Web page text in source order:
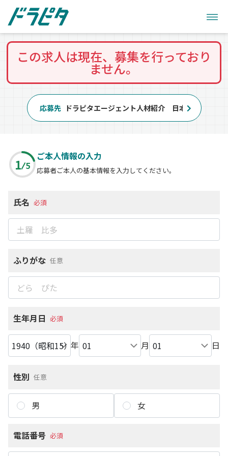
この求人は現在、募集を行っており
ません。
応募先 ドラピタエージェント人材紹介 日本交通株式会
1 5
ご本人情報の入力
応募者ご本人の基本情報を入力してください。
氏名 必須
ふりがな 任意
生年月日 必須
年 月 日
性別 任意
男 女
電話番号 必須